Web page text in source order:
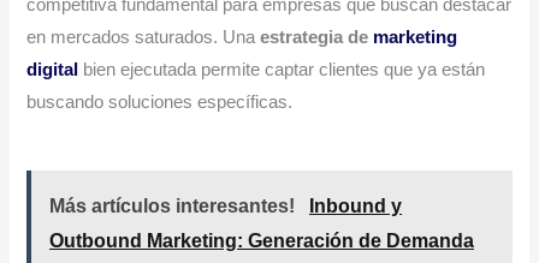
competitiva fundamental para empresas que buscan destacar
en mercados saturados. Unaestrategia de marketing
digital bien ejecutada permite captar clientes que ya están
buscando soluciones específicas.
Más artículos interesantes!
Inbound y
Outbound Marketing: Generación de Demanda